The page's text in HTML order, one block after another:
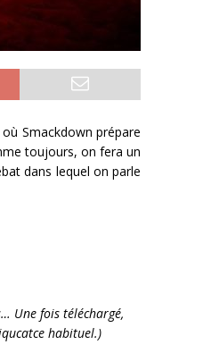
Smackdown prépare
toujours, on fera un
dans lequel on parle
Une fois téléchargé,
habituel.)